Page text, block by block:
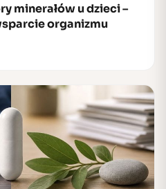
minerałów u dzieci –
organizmu